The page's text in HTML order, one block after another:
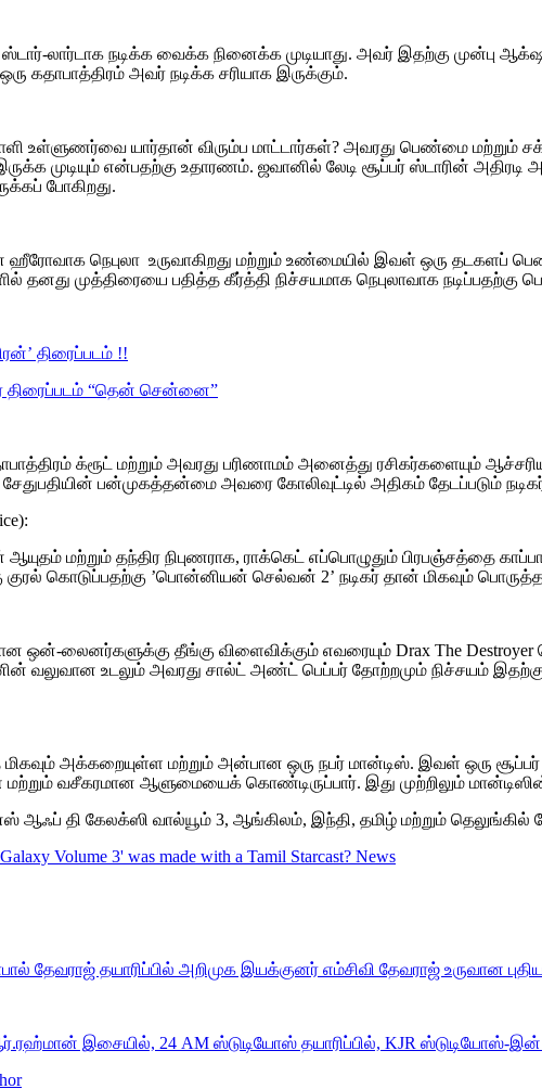
ஸ்டார்-லார்டாக நடிக்க வைக்க நினைக்க முடியாது. அவர் இதற்கு முன்பு
கதாபாத்திரம் அவர் நடிக்க சரியாக இருக்கும்.
உள்ளுணர்வை யார்தான் விரும்ப மாட்டார்கள்? அவரது பெண்மை மற்றும்
முடியும் என்பதற்கு உதாரணம். ஜவானில் லேடி சூப்பர் ஸ்டாரின்
போகிறது.
ஹீரோவாக நெபுலா உருவாகிறது மற்றும் உண்மையில் இவள் ஒரு தடகளப்
தனது முத்திரையை பதித்த கீர்த்தி நிச்சயமாக நெபுலாவாக நடிப்பதற்கு
திரைப்படம் !!
திரைப்படம் “தென் சென்னை”
க்ரூட் மற்றும் அவரது பரிணாமம் அனைத்து ரசிகர்களையும்
சேதுபதியின் பன்முகத்தன்மை அவரை கோலிவுட்டில் அதிகம் தேடப்படும்
மற்றும் தந்திர நிபுணராக, ராக்கெட் எப்பொழுதும் பிரபஞ்சத்தை
குரல் கொடுப்பதற்கு ’பொன்னியன் செல்வன் 2’ நடிகர் தான் மிகவும்
ஒன்-லைனர்களுக்கு தீங்கு விளைவிக்கும் எவரையும் Drax The
வலுவான உடலும் அவரது சால்ட் அண்ட் பெப்பர் தோற்றமும் நிச்சயம் இதற்கு
மிகவும் அக்கறையுள்ள மற்றும் அன்பான ஒரு நபர் மான்டிஸ். இவள் ஒரு
வசீகரமான ஆளுமையைக் கொண்டிருப்பார். இது முற்றிலும்
ஆஃப் தி கேலக்ஸி வால்யூம் 3, ஆங்கிலம், இந்தி, தமிழ் மற்றும் தெலுங்கில்
Volume 3' was made with a Tamil Starcast? News
தேவராஜ் தயாரிப்பில் அறிமுக இயக்குனர் எம்சிவி தேவராஜ் உருவான புதிய
இசையில், 24 AM ஸ்டுடியோஸ் தயாரிப்பில், KJR ஸ்டுடியோஸ்-